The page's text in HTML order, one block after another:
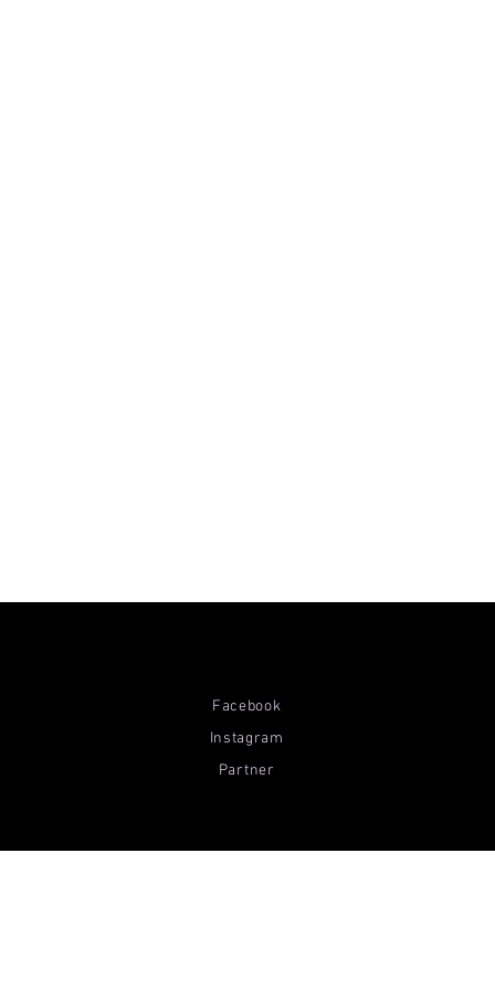
Facebook
Instagram
Partner